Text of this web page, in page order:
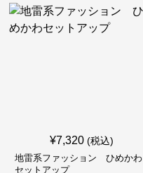
¥7,320 (税込)
地雷系ファッション ひめかわ
セットアップ